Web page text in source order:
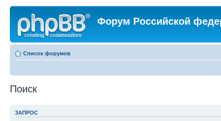
Форум Российской
Список форумов
Поиск
ЗАПРОС